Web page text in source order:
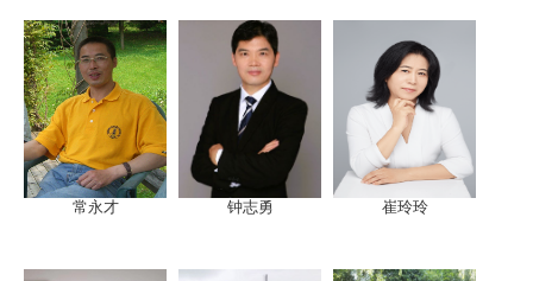
常永才 钟志勇 崔玲玲